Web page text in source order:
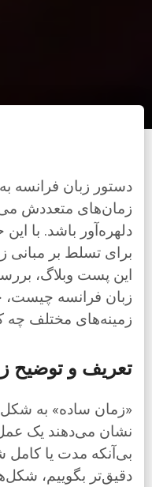
دستور زبان فرانسه
زمان‌های متعددش
دلهره‌آور باشد. با
برای تسلط بر
این پست وبلاگ،
زبان فرانسه چیست،
زمینه‌های مختلف چه
تعریف و توضیح
«زمان ساده» به
نشان می‌دهند یک
بی‌آنکه مدت یا
دقیق‌تر بگوییم،